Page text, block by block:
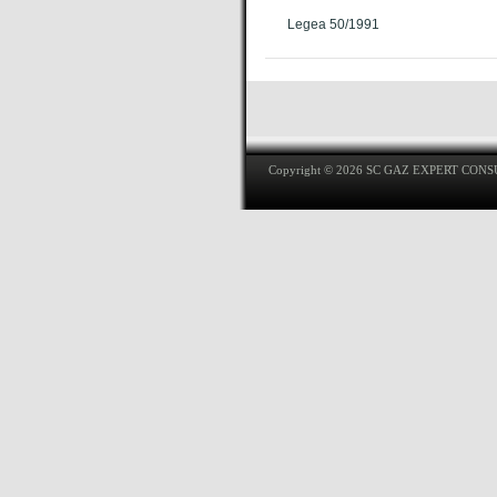
Legea 50/1991
Copyright © 2026 SC GAZ EXPERT